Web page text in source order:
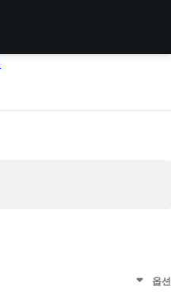
옵션